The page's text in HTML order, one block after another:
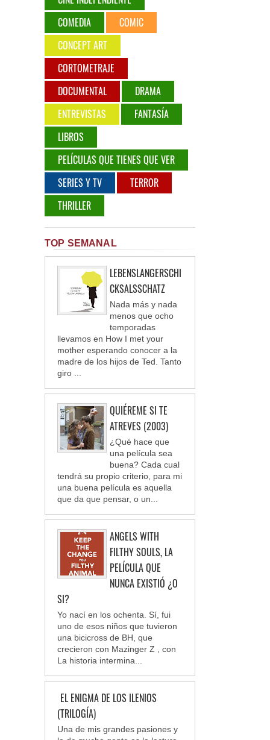
COMEDIA
COMIC
CONCEPT ART
CORTOMETRAJE
DOCUMENTAL
DRAMA
ENTREVISTAS
FANTASÍA
LIBROS
PELÍCULAS QUE TIENES QUE VER
SERIES Y TV
TERROR
THRILLER
TOP SEMANAL
LEBENSLANGERSCHI
CKSALSSCHATZ
Nada más y nada
menos que ocho
temporadas
llevamos en How I met your
mother esperando conocer a la
madre de los hijos de Ted. Tanto
giro ...
QUIÉREME SI TE
ATREVES (2003)
¿Qué hace que
una película sea
buena? Cada cual
tendrá su propio criterio, para mi
una buena película es aquella
que da que pensar, o un...
ANGELS WITH
FILTHY SOULS, LA
PELÍCULA QUE
NUNCA EXISTIÓ ¿O
SI?
Yo nací en los ochenta. Sí, fui
uno de esos niños que tuvieron
una bicicross de BH, que
crecieron con Mazinger Z , con
La historia intermina...
EL ENIGMA DE LOS ILENIOS
(TRILOGÍA)
Una de mis grandes pasiones y